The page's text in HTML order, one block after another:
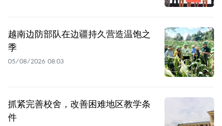
越南边防部队在边疆持久营造温饱之
季
05/08/2026 08:03
抓紧完善校舍，改善困难地区教学条
件